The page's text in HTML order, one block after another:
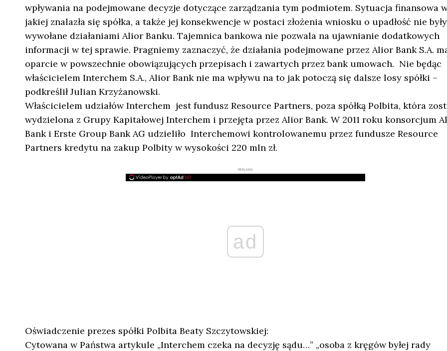
wpływania na podejmowane decyzje dotyczące zarządzania tym podmiotem. Sytuacja finansowa
jakiej znalazła się spółka, a także jej konsekwencje w postaci złożenia wniosku o upadłość nie były
wywołane działaniami Alior Banku. Tajemnica bankowa nie pozwala na ujawnianie dodatkowych
informacji w tej sprawie. Pragniemy zaznaczyć, że działania podejmowane przez Alior Bank S.A.
oparcie w powszechnie obowiązujących przepisach i zawartych przez bank umowach. Nie będąc
właścicielem Interchem S.A., Alior Bank nie ma wpływu na to jak potoczą się dalsze losy spółki –
podkreślił Julian Krzyżanowski.
Właścicielem udziałów Interchem jest fundusz Resource Partners, poza spółką Polbita, która
wydzielona z Grupy Kapitałowej Interchem i przejęta przez Alior Bank. W 2011 roku konsorcjum
Bank i Erste Group Bank AG udzieliło Interchemowi kontrolowanemu przez fundusze Resource
Partners kredytu na zakup Polbity w wysokości 220 mln zł.
REKLAMA
ad
Oświadczenie prezes spółki Polbita Beaty Szczytowskiej:
Cytowana w Państwa artykule „Interchem czeka na decyzję sądu…” „osoba z kręgów byłej rady